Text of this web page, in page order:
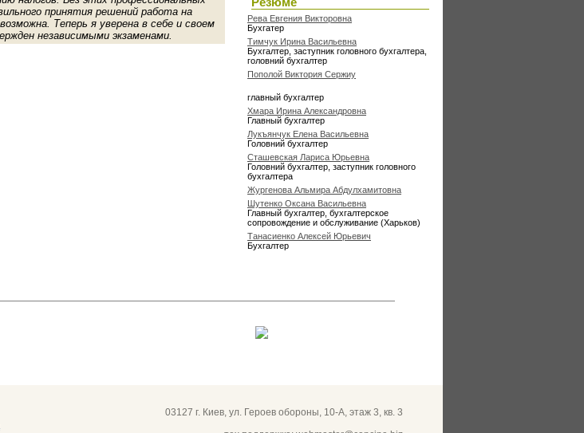
принятия решений работа на
Теперь я уверена в себе и своем
независимыми экзаменами.
Резюме
Рева Евгения Викторовна
Бухгатер
Тимчук Ирина Васильевна
Бухгалтер, заступник головного бухгалтера,
головний бухгалтер
Пополой Виктория Сержиу
главный бухгалтер
Хмара Ирина Александровна
Главный бухгалтер
Лукъянчук Елена Васильевна
Головний бухгалтер
Сташевская Лариса Юрьевна
Головний бухгалтер, заступник головного
бухгалтера
Жургенова Альмира Абдулхамитовна
Шутенко Оксана Васильевна
Главный бухгалтер, бухгалтерское
сопровождение и обслуживание (Харьков)
Танасиенко Алексей Юрьевич
Бухгалтер
03127 г. Киев, ул. Героев обороны, 10-А, этаж 3, кв. 3